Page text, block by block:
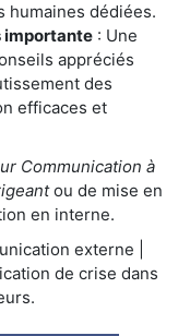
humaines dédiées.
importante : Une
appréciés
des
efficaces et
Communication à
ou de mise en
en interne.
externe |
de crise dans